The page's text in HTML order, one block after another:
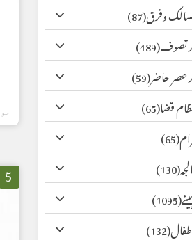
جون 18,
5
(87)
(489)
(59)
(65)
(65)
(130)
(1095)
(132)